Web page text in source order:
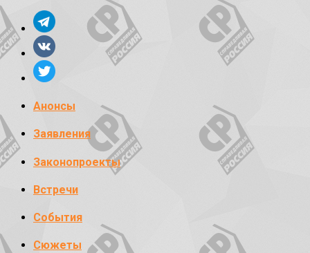
Анонсы
Заявления
Законопроекты
Встречи
События
Сюжеты